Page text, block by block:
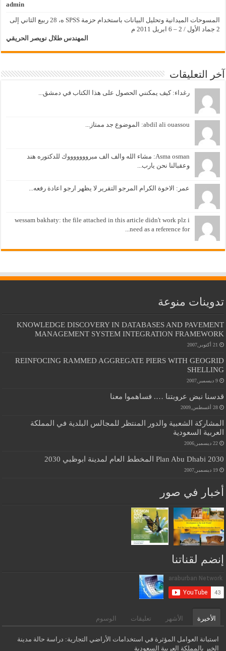
admin
المسوحات الميدانية وتحليل البيانات باستخدام حزمة SPSS ه، 28 ربيع الثاني إلى
2 جماد الأول / 2 – 6 ابريل 2011 م
المهندس طلال نويصر الحريقي
آخر التعليقات
رغداء: كيف يمكنني الحصول على هذا الكتاب في دمشق...
abdil ali ouassou: الموضوع جد ممتاز...
Asma osman: مشاء الله والف الف مبروووووووك للدكتوره هند
وعقبالنا نحن يارب...
عمر: الاخوة الكرام المرجو التقرير لا يظهر ارجو اعادة رفعه...
wessam bakhaty: the file attached in this article didn't work plz i
need as a reference for...
تدوينات منوعة
KNOWLEDGE DISCOVERY IN DATABASES AND PAVEMENT
MANAGEMENT SYSTEM INTEGRATION FRAMEWORK
21 أكتوبر,2007
REINFOCING RAMMED AGGREGATE PIERS WITH GEOGRID
SHELLING
9 ديسمبر,2007
قدسنا نبض عروبتنا …. فساهموا معنا
28 أغسطس,2009
المشاركة الشعبية والدور المنتظر للمجالس البلدية في المملكة
العربية السعودية
22 ديسمبر,2006
Plan Abu Dhabi 2030 المخطط العام لمدينة ابوظبي 2030
19 ديسمبر,2007
أخبار في صور
إنضم لقناتنا
الأخيرة الأشهر تعليقات الوسوم
استبانة العوامل المؤثرة في استخدامات الأراضي التجارية: دراسة حالة مدينة
الخبر بالمملكة العربية السعودية